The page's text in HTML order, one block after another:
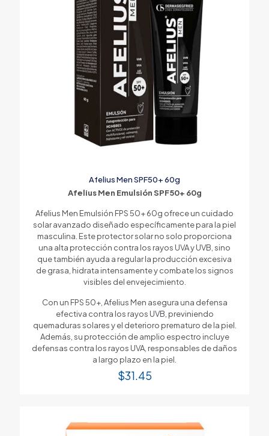
Afelius Men SPF50+ 60g
Afelius Men Emulsión SPF50+ 60g
Afelius Men Emulsión FPS 50+ 60g ofrece un cuidado
solar avanzado diseñado específicamente para la piel
masculina. Este protector solar no solo proporciona
una alta protección contra los rayos UVA y UVB, sino
que también ayuda a regular la producción excesiva
de grasa, hidrata intensamente y combate los signos
visibles del envejecimiento.
Con un FPS 50+, Afelius Men asegura una defensa
efectiva contra los rayos UVB, previniendo
quemaduras solares y el deterioro prematuro de la piel.
Además, su protección de amplio espectro incluye
defensas contra los rayos UVA, responsables de daños
a largo plazo en la piel.
$31.45